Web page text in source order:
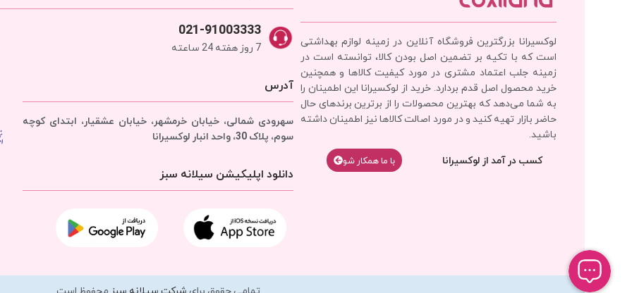
لوکسیرانا بزرگترین فروشگاه آنلاین در زمینه لوازم بهداشتی
است که با تکیه بر تضمین اصل بودن کالا، توانسته است در
زمینه جلب اعتماد مشتری در مورد کیفیت کالاها و همچنین
خرید محصول اصل قدم بردارد. خرید از لوکسیرانا این اطمینان را
به شما می‌دهد که بهترین محصولات را از برترین برندهای حال
حاضر بازار تهیه کنید و در مورد اصالت کالاها نیز اطمینان داشته
باشید.
کسب در آمد از لوکسیرانا با‌‌ ما همکار شو
021-91003333
7 روز هفته 24 ساعته
آدرس
سهرودی شمالی، خیابان خرمشهر، خیابان عشقیار، ابتدای کوچه
سوم، پلاک 30، واحد انبار
لوکسیرانا
دانلود اپلیکیشن سیلانه سبز
تمامی حقوق برای شرکت سیلانه سبز محفوظ است